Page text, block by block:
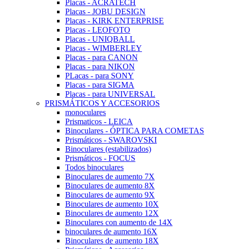
Placas - ACRATECH
Placas - JOBU DESIGN
Placas - KIRK ENTERPRISE
Placas - LEOFOTO
Placas - UNIQBALL
Placas - WIMBERLEY
Placas - para CANON
Placas - para NIKON
PLacas - para SONY
Placas - para SIGMA
Placas - para UNIVERSAL
PRISMÁTICOS Y ACCESORIOS
monoculares
Prismaticos - LEICA
Binoculares - ÓPTICA PARA COMETAS
Prismáticos - SWAROVSKI
Binoculares (estabilizados)
Prismáticos - FOCUS
Todos binoculares
Binoculares de aumento 7X
Binoculares de aumento 8X
Binoculares de aumento 9X
Binoculares de aumento 10X
Binoculares de aumento 12X
Binoculares con aumento de 14X
binoculares de aumento 16X
Binoculares de aumento 18X